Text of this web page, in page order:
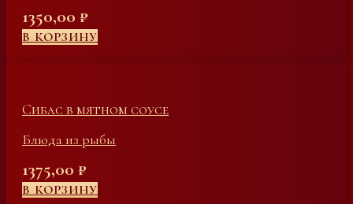
1350,00 ₽
В КОРЗИНУ
Сибас в мятном соусе
Блюда из рыбы
1375,00 ₽
В КОРЗИНУ